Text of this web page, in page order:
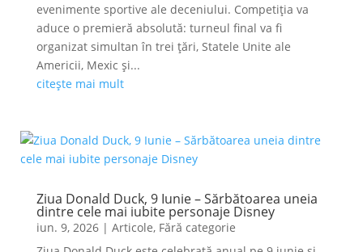
evenimente sportive ale deceniului. Competiția va
aduce o premieră absolută: turneul final va fi
organizat simultan în trei țări, Statele Unite ale
Americii, Mexic și...
citește mai mult
Ziua Donald Duck, 9 Iunie – Sărbătoarea uneia
dintre cele mai iubite personaje Disney
iun. 9, 2026| Articole, Fără categorie